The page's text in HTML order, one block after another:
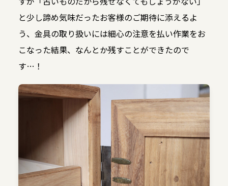
と少し諦め気味だったお客様のご期待に添えるよ
う、金具の取り扱いには細心の注意を払い作業をお
こなった結果、なんとか残すことができたので
す…！